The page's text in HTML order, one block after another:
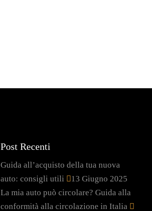
Post Recenti
Guida all’acquisto della tua nuova
auto: consigli utili
13 Giugno 2025
La mia auto può circolare? Guida alla
conformità alla circolazione in Italia